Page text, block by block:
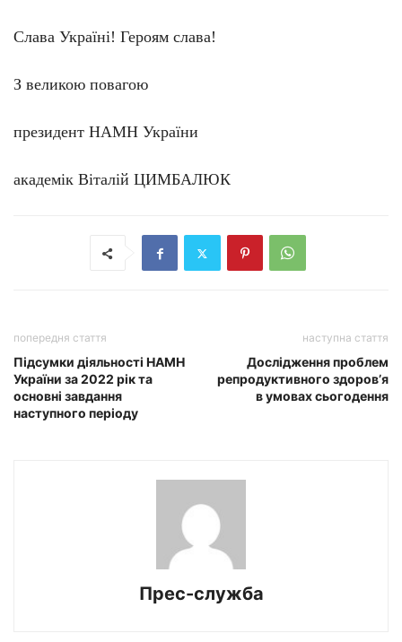
Слава Україні! Героям слава!
З великою повагою
президент НАМН України
академік Віталій ЦИМБАЛЮК
попередня стаття
Підсумки діяльності НАМН
України за 2022 рік та
основні завдання
наступного періоду
наступна стаття
Дослідження проблем
репродуктивного здоров’я
в умовах сьогодення
Прес-служба